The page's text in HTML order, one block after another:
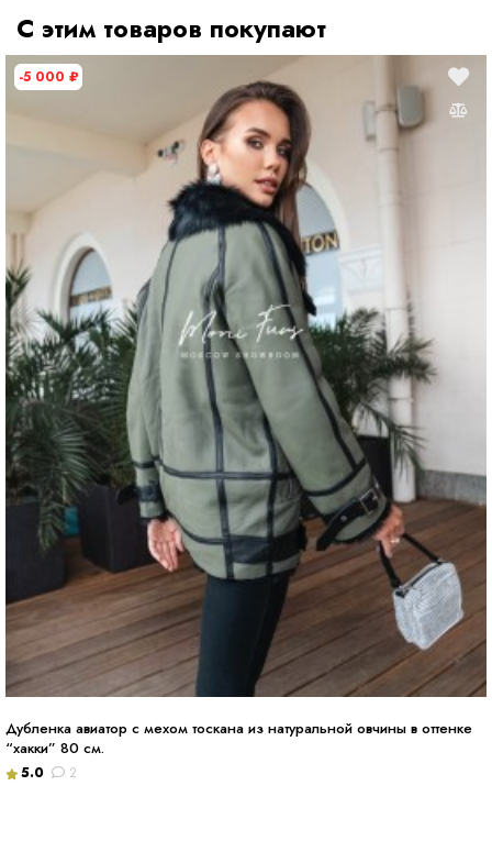
С этим товаров покупают
-5 000 ₽
Дубленка авиатор с мехом тоскана из натуральной овчины в оттенке
“хакки” 80 см.
5.0 2